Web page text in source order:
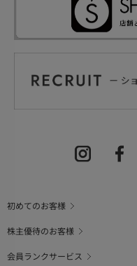
初めてのお客様
株主優待のお客様
会員ランクサービス